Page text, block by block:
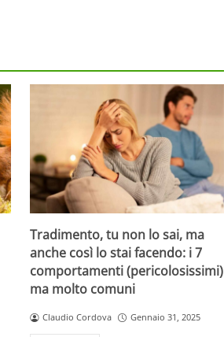
Tradimento, tu non lo sai, ma
anche così lo stai facendo: i 7
comportamenti (pericolosissimi)
ma molto comuni
Claudio Cordova Gennaio 31, 2025